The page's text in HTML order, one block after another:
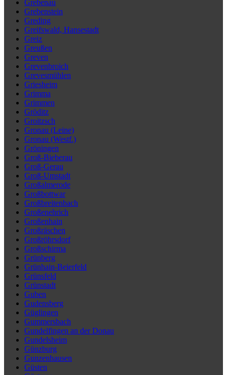
Grebenau
Grebenstein
Greding
Greifswald, Hansestadt
Greiz
Greußen
Greven
Grevenbroich
Grevesmühlen
Griesheim
Grimma
Grimmen
Gröditz
Groitzsch
Gronau (Leine)
Gronau (Westf.)
Gröningen
Groß-Bieberau
Groß-Gerau
Groß-Umstadt
Großalmerode
Großbottwar
Großbreitenbach
Großenehrich
Großenhain
Großräschen
Großröhrsdorf
Großschirma
Grünberg
Grünhain-Beierfeld
Grünsfeld
Grünstadt
Guben
Gudensberg
Güglingen
Gummersbach
Gundelfingen an der Donau
Gundelsheim
Günzburg
Gunzenhausen
Güsten